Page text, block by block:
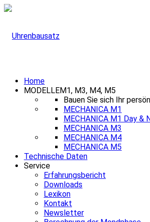
Home
MODELLEM1, M3, M4, M5
Bauen Sie sich Ihr
MECHANICA M1
MECHANICA M1 Day &
MECHANICA M3
MECHANICA M4
MECHANICA M5
Technische Daten
Service
Erfahrungsbericht
Downloads
Lexikon
Kontakt
Newsletter